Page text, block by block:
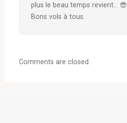
plus le beau temps revient… 😎
Bons vols à tous.
Comments are closed.